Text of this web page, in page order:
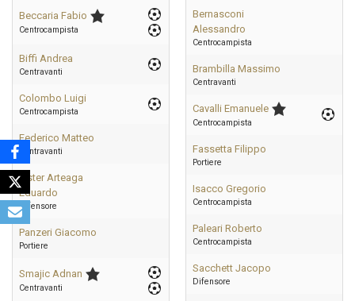
Beccaria Fabio
Centrocampista
Biffi Andrea
Centravanti
Colombo Luigi
Centrocampista
Federico Matteo
Centravanti
Lister Arteaga
Eduardo
Difensore
Panzeri Giacomo
Portiere
Smajic Adnan
Centravanti
Bernasconi
Alessandro
Centrocampista
Brambilla Massimo
Centravanti
Cavalli Emanuele
Centrocampista
Fassetta Filippo
Portiere
Isacco Gregorio
Centrocampista
Paleari Roberto
Centrocampista
Sacchett Jacopo
Difensore